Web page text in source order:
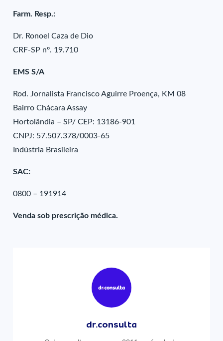
Farm. Resp.:
Dr. Ronoel Caza de Dio
CRF-SP nº. 19.710
EMS S/A
Rod. Jornalista Francisco Aguirre Proença, KM 08
Bairro Chácara Assay
Hortolândia – SP/ CEP: 13186-901
CNPJ: 57.507.378/0003-65
Indústria Brasileira
SAC:
0800 – 191914
Venda sob prescrição médica.
dr.consulta